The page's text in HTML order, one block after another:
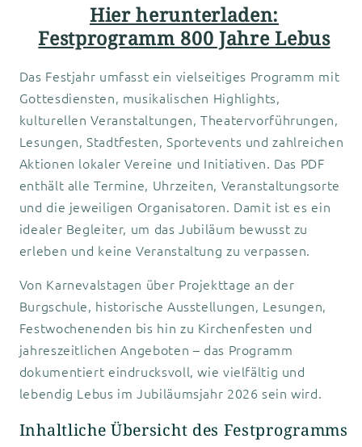
Hier herunterladen:
Festprogramm 800 Jahre Lebus
Das Festjahr umfasst ein vielseitiges Programm mit
Gottesdiensten, musikalischen Highlights,
kulturellen Veranstaltungen, Theatervorführungen,
Lesungen, Stadtfesten, Sportevents und zahlreichen
Aktionen lokaler Vereine und Initiativen. Das PDF
enthält alle Termine, Uhrzeiten, Veranstaltungsorte
und die jeweiligen Organisatoren. Damit ist es ein
idealer Begleiter, um das Jubiläum bewusst zu
erleben und keine Veranstaltung zu verpassen.
Von Karnevalstagen über Projekttage an der
Burgschule, historische Ausstellungen, Lesungen,
Festwochenenden bis hin zu Kirchenfesten und
jahreszeitlichen Angeboten – das Programm
dokumentiert eindrucksvoll, wie vielfältig und
lebendig Lebus im Jubiläumsjahr 2026 sein wird.
Inhaltliche Übersicht des Festprogramms